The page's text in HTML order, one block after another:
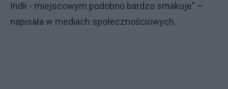
Indii - miejscowym podobno bardzo smakuje" –
napisała w mediach społecznościowych.